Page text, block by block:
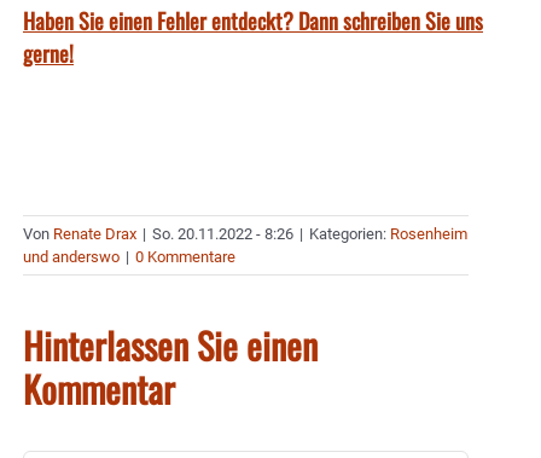
Haben Sie einen Fehler entdeckt? Dann schreiben Sie uns
gerne!
Von Renate Drax | So. 20.11.2022 - 8:26 | Kategorien: Rosenheim
und anderswo | 0 Kommentare
Hinterlassen Sie einen
Kommentar